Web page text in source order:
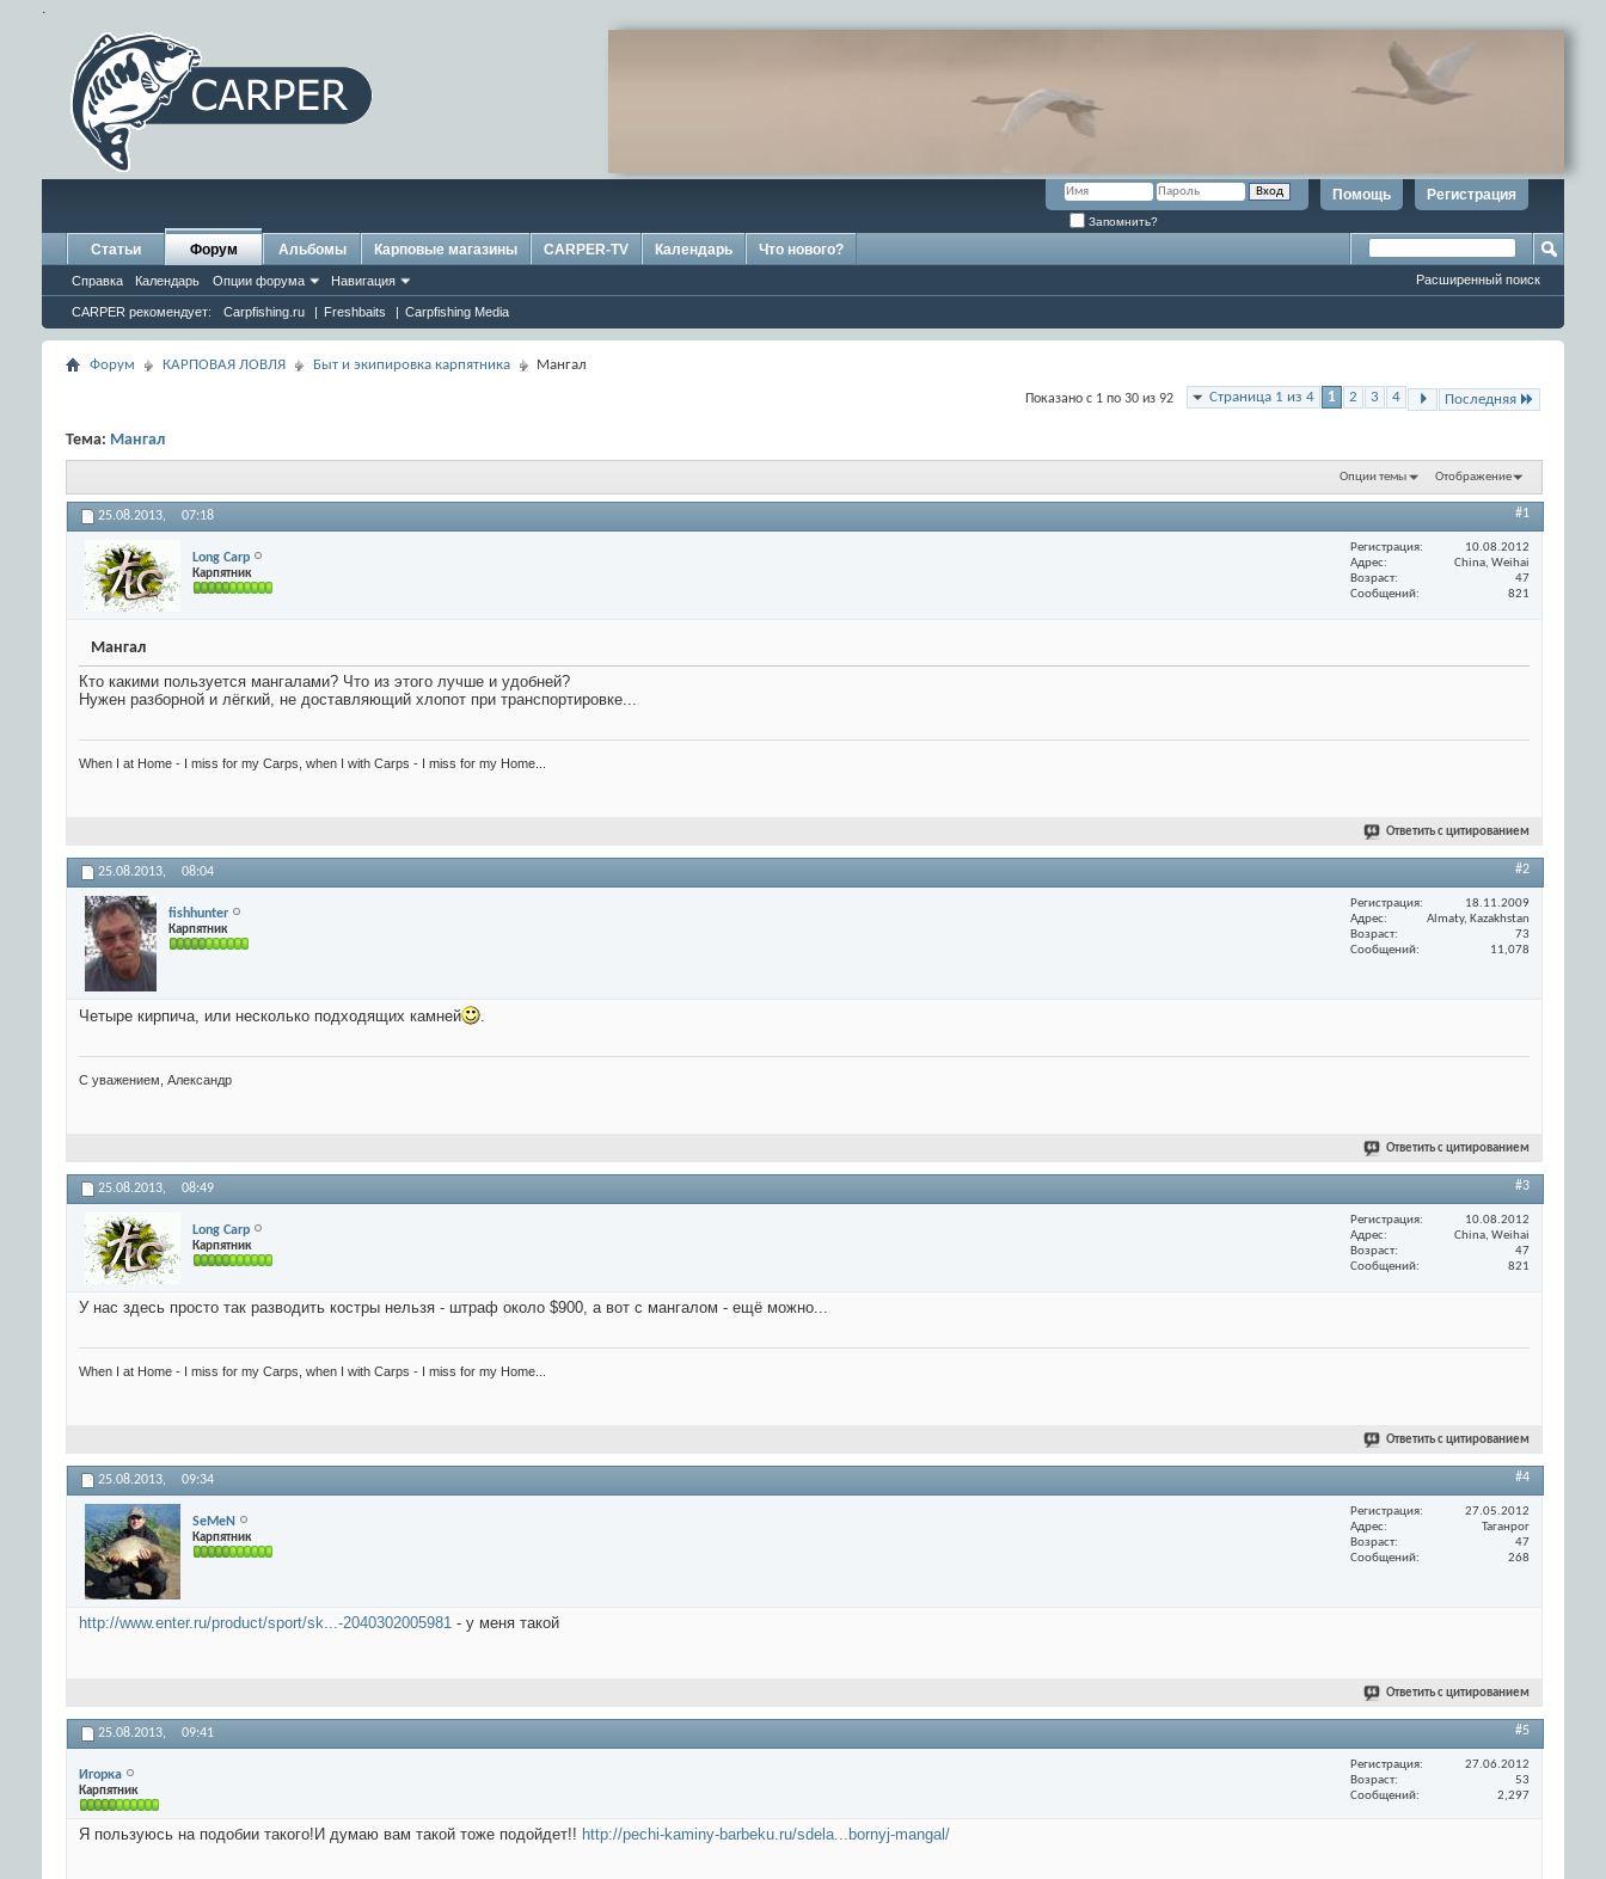
.
Регистрация
Помощь
Запомнить?
Статьи Форум
Справка Календарь Опции форума Навигация
CARPER рекомендует: Carpfishing.ru | Freshbaits | Carpfishing Media
Альбомы Карповые магазины CARPER-TV Календарь Что нового?
Расширенный поиск
Форум КАРПОВАЯ ЛОВЛЯ Быт и экипировка карпятника Мангал
Страница 1 из 4 1 2 3 4 Последняя
Показано с 1 по 30 из 92
Тема: Мангал
Опции темы Отображение
25.08.2013, 07:18 #1
Long Carp
Карпятник
Регистрация
10.08.2012
Адрес
China, Weihai
Возраст
47
Сообщений
821
Мангал
Кто какими пользуется мангалами? Что из этого лучше и удобней?
Нужен разборной и лёгкий, не доставляющий хлопот при транспортировке...
When I at Home - I miss for my Carps, when I with Carps - I miss for my Home...
Ответить с цитированием
25.08.2013, 08:04 #2
fishhunter
Карпятник
Регистрация
18.11.2009
Адрес
Almaty, Kazakhstan
Возраст
73
Сообщений
11,078
Четыре кирпича, или несколько подходящих камней .
С уважением, Александр
Ответить с цитированием
25.08.2013, 08:49 #3
Long Carp
Карпятник
Регистрация
10.08.2012
Адрес
China, Weihai
Возраст
47
Сообщений
821
У нас здесь просто так разводить костры нельзя - штраф около $900, а вот с мангалом - ещё можно...
When I at Home - I miss for my Carps, when I with Carps - I miss for my Home...
Ответить с цитированием
25.08.2013, 09:34 #4
SeMeN
Карпятник
Регистрация
27.05.2012
Адрес
Таганрог
Возраст
47
Сообщений
268
http://www.enter.ru/product/sport/sk...-2040302005981 - у меня такой
Ответить с цитированием
25.08.2013, 09:41 #5
Игорка
Карпятник
Регистрация
27.06.2012
Возраст
53
Сообщений
2,297
Я пользуюсь на подобии такого!И думаю вам такой тоже подойдет!! http://pechi-kaminy-barbeku.ru/sdela...bornyj-mangal/